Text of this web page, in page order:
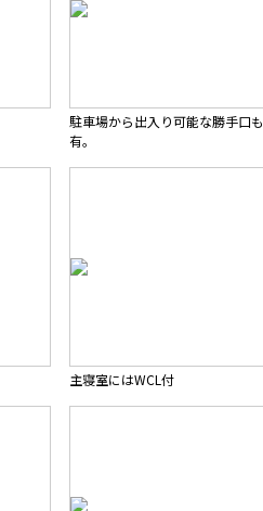
駐車場から出入り可能な勝手口も
有。
主寝室にはWCL付